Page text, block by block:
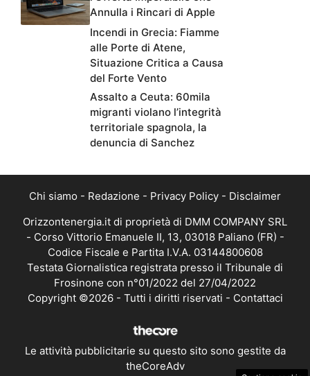
Annulla i Rincari di Apple
Incendi in Grecia: Fiamme
alle Porte di Atene,
Situazione Critica a Causa
del Forte Vento
Assalto a Ceuta: 60mila
migranti violano l’integrità
territoriale spagnola, la
denuncia di Sanchez
Chi siamo - Redazione - Privacy Policy - Disclaimer
Orizzontenergia.it di proprietà di DMM COMPANY SRL
- Corso Vittorio Emanuele II, 13, 03018 Paliano (FR) -
Codice Fiscale e Partita I.V.A. 03144800608
Testata Giornalistica registrata presso il Tribunale di
Frosinone con n°01/2022 del 27/04/2022
Copyright ©2026 - Tutti i diritti riservati - Contattaci
Le attività pubblicitarie su questo sito sono gestite da
theCoreAdv